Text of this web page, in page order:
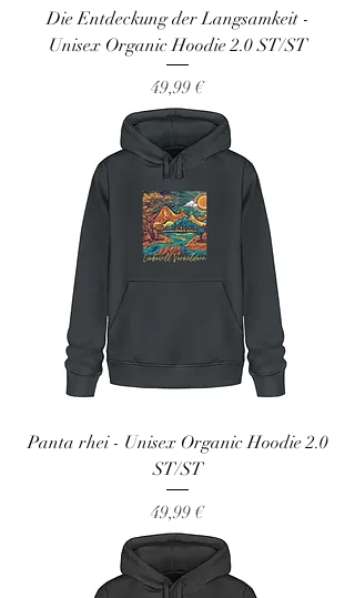
Die Entdeckung der Langsamkeit -
Unisex Organic Hoodie 2.0 ST/ST
Preis
49,99 €
Panta rhei - Unisex Organic Hoodie 2.0
ST/ST
Preis
49,99 €